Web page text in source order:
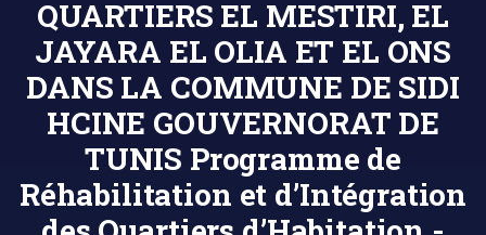
QUARTIERS EL MESTIRI, EL
JAYARA EL OLIA ET EL ONS
DANS LA COMMUNE DE SIDI
HCINE GOUVERNORAT DE
TUNIS Programme de
Réhabilitation et d’Intégration